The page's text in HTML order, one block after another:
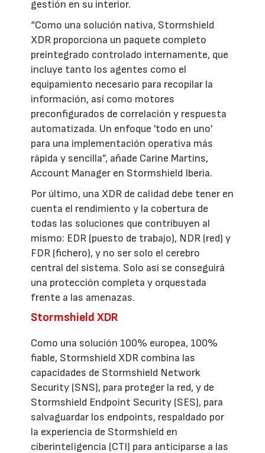
gestión en su interior.
“Como una solución nativa, Stormshield
XDR proporciona un paquete completo
preintegrado controlado internamente, que
incluye tanto los agentes como el
equipamiento necesario para recopilar la
información, así como motores
preconfigurados de correlación y respuesta
automatizada. Un enfoque 'todo en uno'
para una implementación operativa más
rápida y sencilla”, añade Carine Martins,
Account Manager en Stormshield Iberia.
Por último, una XDR de calidad debe tener en
cuenta el rendimiento y la cobertura de
todas las soluciones que contribuyen al
mismo: EDR (puesto de trabajo), NDR (red) y
FDR (fichero), y no ser solo el cerebro
central del sistema. Solo así se conseguirá
una protección completa y orquestada
frente a las amenazas.
Stormshield XDR
Como una solución 100% europea, 100%
fiable, Stormshield XDR combina las
capacidades de Stormshield Network
Security (SNS), para proteger la red, y de
Stormshield Endpoint Security (SES), para
salvaguardar los endpoints, respaldado por
la experiencia de Stormshield en
ciberinteligencia (CTI) para anticiparse a las